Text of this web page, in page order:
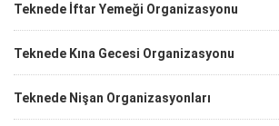
Teknede İftar Yemeği Organizasyonu
Teknede Kına Gecesi Organizasyonu
Teknede Nişan Organizasyonları